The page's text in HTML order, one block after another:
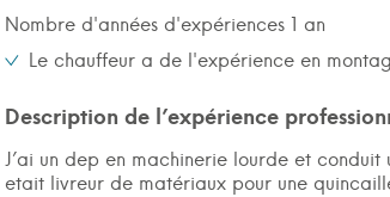
Nombre d'années d'expériences 1 an
Le chauffeur a de l'expérience en
Description de l’expérience
J’ai un dep en machinerie lourde et
etait livreur de matériaux pour une